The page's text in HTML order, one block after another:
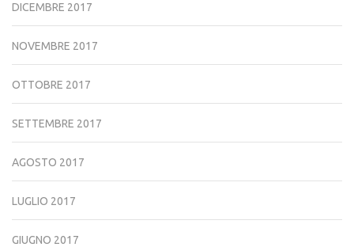
DICEMBRE 2017
NOVEMBRE 2017
OTTOBRE 2017
SETTEMBRE 2017
AGOSTO 2017
LUGLIO 2017
GIUGNO 2017